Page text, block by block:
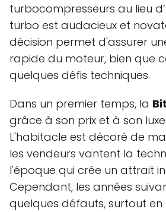
turbocompresseurs au lieu
turbo est audacieux et
décision permet d'assurer
rapide du moteur, bien que
quelques défis techniques.
Dans un premier temps, la
grâce à son prix et à son
L'habitacle est décoré de
les vendeurs vantent la
l'époque qui crée un attrait
Cependant, les années
quelques défauts, surtout en